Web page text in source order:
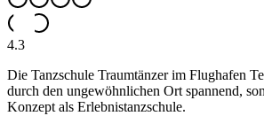
4.3
Die Tanzschule Traumtänzer im Flughafen
durch den ungewöhnlichen Ort spannend,
Konzept als Erlebnistanzschule.